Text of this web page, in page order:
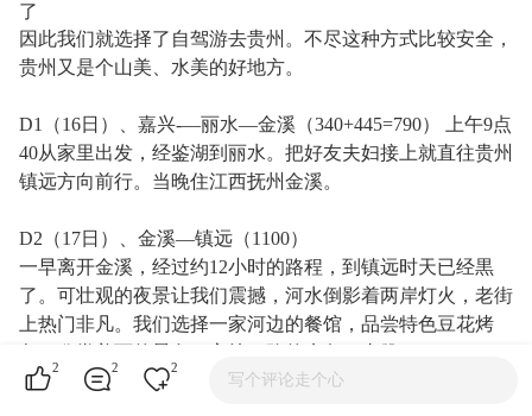
了
因此我们就选择了自驾游去贵州。不尽这种方式比较安全，
贵州又是个山美、水美的好地方。
D1（16日）、嘉兴-—丽水—金溪（340+445=790） 上午9点
40从家里出发，经鉴湖到丽水。把好友夫妇接上就直往贵州
镇远方向前行。当晚住江西抚州金溪。
D2（17日）、金溪—镇远（1100）
一早离开金溪，经过约12小时的路程，到镇远时天已经黒
了。可壮观的夜景让我们震撼，河水倒影着两岸灯火，老街
上热门非凡。我们选择一家河边的餐馆，品尝特色豆花烤
2 2 2
写个评论走个心